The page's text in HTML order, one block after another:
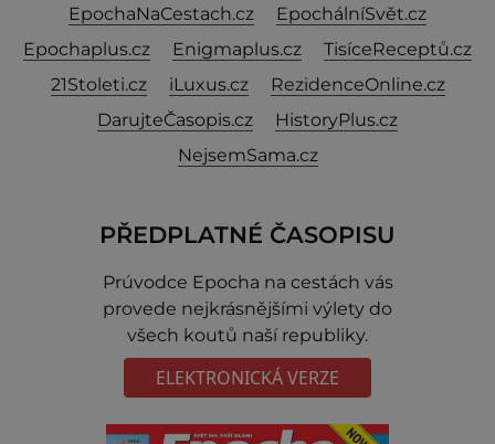
EpochaNaCestach.cz
EpochálníSvět.cz
Epochaplus.cz
Enigmaplus.cz
TisíceReceptů.cz
21Stoleti.cz
iLuxus.cz
RezidenceOnline.cz
DarujteČasopis.cz
HistoryPlus.cz
NejsemSama.cz
PŘEDPLATNÉ ČASOPISU
Prúvodce Epocha na cestách vás
provede nejkrásnějšími výlety do
všech koutů naší republiky.
ELEKTRONICKÁ VERZE